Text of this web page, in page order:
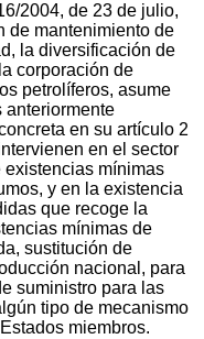
2004, de 23 de julio,
de mantenimiento de
la diversificación de
corporación de
petrolíferos, asume
anteriormente
en su artículo 2
en el sector
mínimas
y en la existencia
que recoge la
mínimas de
sustitución de
nacional, para
suministro para las
tipo de mecanismo
miembros.